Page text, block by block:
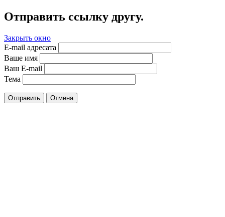
Отправить ссылку другу.
Закрыть окно
E-mail адресата
Ваше имя
Ваш E-mail
Тема
Отправить Отмена